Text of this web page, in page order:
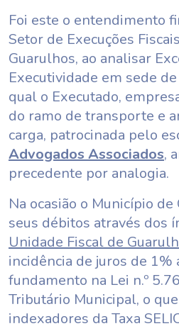
Foi este o entendimento
Setor de Execuções
Guarulhos, ao analisar
Executividade em sede
qual o Executado,
do ramo de transporte e
carga, patrocinada pelo
Advogados Associados,
precedente por analogia.
Na ocasião o Município
seus débitos através dos
Unidade Fiscal de
incidência de juros de 1%
fundamento na Lei n.º
Tributário Municipal, o
indexadores da Taxa